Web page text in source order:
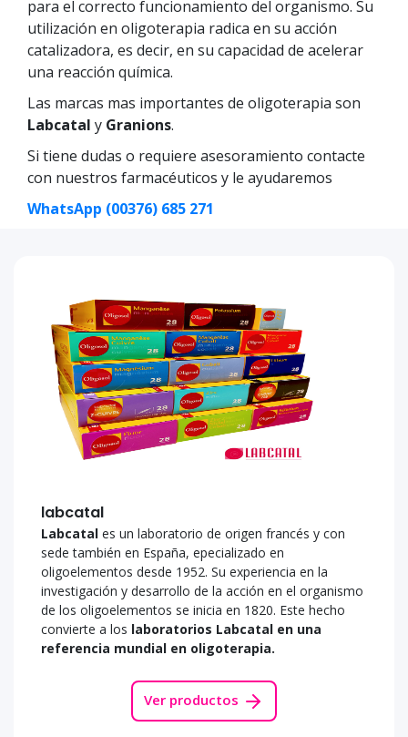
para el correcto funcionamiento del organismo. Su
utilización en oligoterapia radica en su acción
catalizadora, es decir, en su capacidad de acelerar
una reacción química.
Las marcas mas importantes de oligoterapia son
Labcatal y Granions.
Si tiene dudas o requiere asesoramiento contacte
con nuestros farmacéuticos y le ayudaremos
WhatsApp (00376) 685 271
labcatal
Labcatal es un laboratorio de origen francés y con
sede también en España, epecializado en
oligoelementos desde 1952. Su experiencia en la
investigación y desarrollo de la acción en el organismo
de los oligoelementos se inicia en 1820. Este hecho
convierte a los laboratorios Labcatal en una
referencia mundial en oligoterapia.
Ver productos